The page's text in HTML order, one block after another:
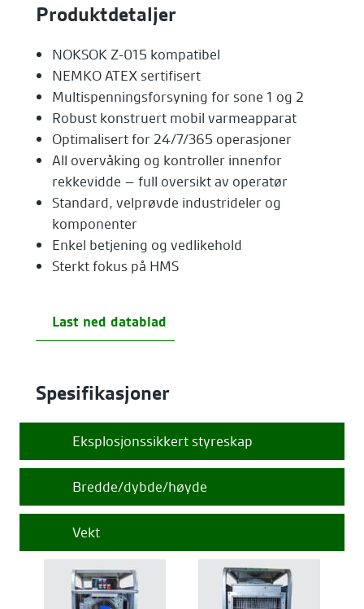
Produktdetaljer
NOKSOK Z-015 kompatibel
NEMKO ATEX sertifisert
Multispenningsforsyning for sone 1 og 2
Robust konstruert mobil varmeapparat
Optimalisert for 24/7/365 operasjoner
All overvåking og kontroller innenfor
rekkevidde – full oversikt av operatør
Standard, velprøvde industrideler og
komponenter
Enkel betjening og vedlikehold
Sterkt fokus på HMS
Last ned datablad
Spesifikasjoner
Eksplosjonssikkert styreskap
Bredde/dybde/høyde
Vekt